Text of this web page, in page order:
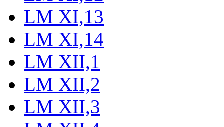
LM XI,13
LM XI,14
LM XII,1
LM XII,2
LM XII,3